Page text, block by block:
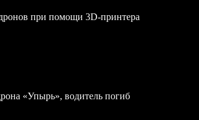
при помощи 3D‑принтера
«Упырь», водитель погиб